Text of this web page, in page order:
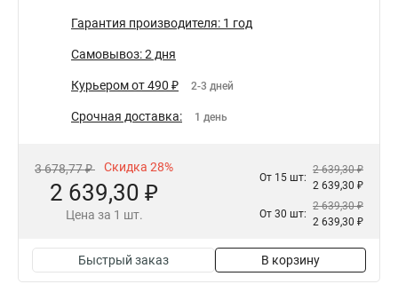
Гарантия производителя: 1 год
Самовывоз: 2 дня
Курьером от 490 ₽ 2-3 дней
Срочная доставка: 1 день
3 678,77 ₽ Скидка 28%
2 639,30 ₽
Цена за 1 шт.
От 15 шт:
2 639,30 ₽
2 639,30 ₽
От 30 шт:
2 639,30 ₽
2 639,30 ₽
Быстрый заказ В корзину